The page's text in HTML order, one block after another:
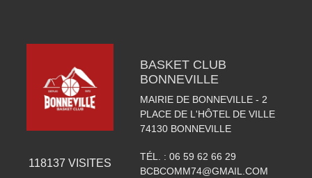
118137 VISITES
BASKET CLUB
BONNEVILLE
MAIRIE DE BONNEVILLE - 2
PLACE DE L'HÔTEL DE VILLE
74130 BONNEVILLE
TÉL. : 06 59 62 66 29
BCBCOMM74@GMAIL.COM